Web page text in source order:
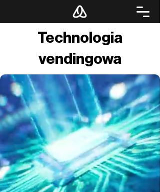
Technologia
vendingowa